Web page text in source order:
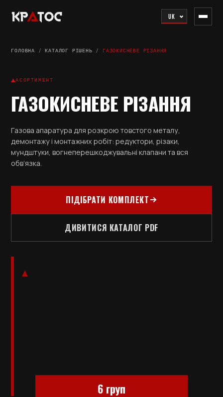
UK
ГОЛОВНА /КАТАЛОГ РІШЕНЬ / ГАЗОКИСНЕВЕ РІЗАННЯ
АСОРТИМЕНТ
ГАЗОКИСНЕВЕ РІЗАННЯ
Газова апаратура для розкрою товстого металу,
демонтажу і монтажних робіт: редуктори, різаки,
мундштуки, вогнеперешкоджувальні клапани та вся
обв’язка.
ПІДІБРАТИ КОМПЛЕКТ
ДИВИТИСЯ КАТАЛОГ PDF
6 груп